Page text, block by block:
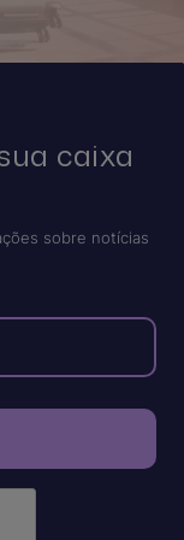
caixa
sobre notícias